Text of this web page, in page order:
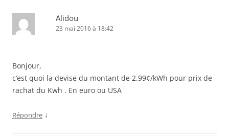
Alidou
23 mai 2016 à 18:42
Bonjour,
c’est quoi la devise du montant de 2.99¢/kWh pour prix de
rachat du Kwh . En euro ou USA
Répondre ↓